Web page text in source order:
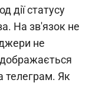
дії статусу
На зв'язок не
не
телеграм. Як